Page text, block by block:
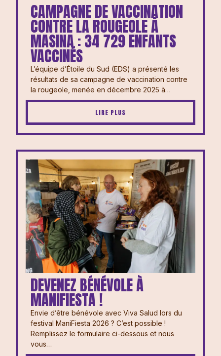
CAMPAGNE DE VACCINATION
CONTRE LA ROUGEOLE À
MASINA : 34 729 ENFANTS
VACCINÉS
L’équipe d’Étoile du Sud (EDS) a présenté les
résultats de sa campagne de vaccination contre
la rougeole, menée en décembre 2025 à…
LIRE PLUS
DEVENEZ BÉNÉVOLE À
MANIFIESTA !
Envie d’être bénévole avec Viva Salud lors du
festival ManiFiesta 2026 ? ⁠⁠C’est possible !
Remplissez le formulaire ci-dessous et nous
vous…